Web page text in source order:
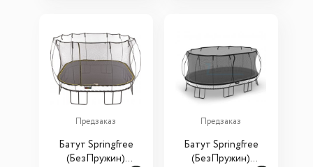
Предзаказ
Батут Springfree
(БезПружин)
Предзаказ
Батут Springfree
(БезПружин)